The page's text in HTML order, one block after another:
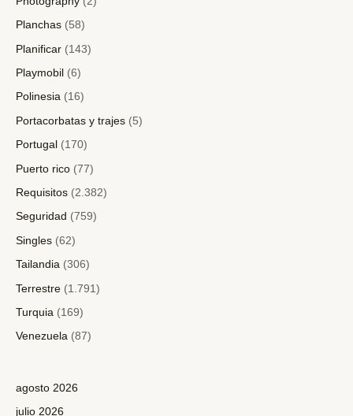
Planchas (58)
Planificar (143)
Playmobil (6)
Polinesia (16)
Portacorbatas y trajes (5)
Portugal (170)
Puerto rico (77)
Requisitos (2.382)
Seguridad (759)
Singles (62)
Tailandia (306)
Terrestre (1.791)
Turquia (169)
Venezuela (87)
agosto 2026
julio 2026